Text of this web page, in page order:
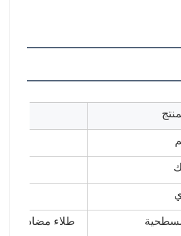
طلاء مضاد